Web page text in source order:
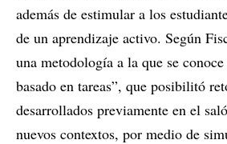
además de estimular a los
de un aprendizaje activo. Según
una metodología a la que se
basado en tareas”, que posibilitó
desarrollados previamente en el
nuevos contextos, por medio de